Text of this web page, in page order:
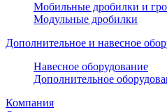
Мобильные дробилки и
Модульные дробилки
Дополнительное и навесное
Навесное оборудование
Дополнительное
Компания